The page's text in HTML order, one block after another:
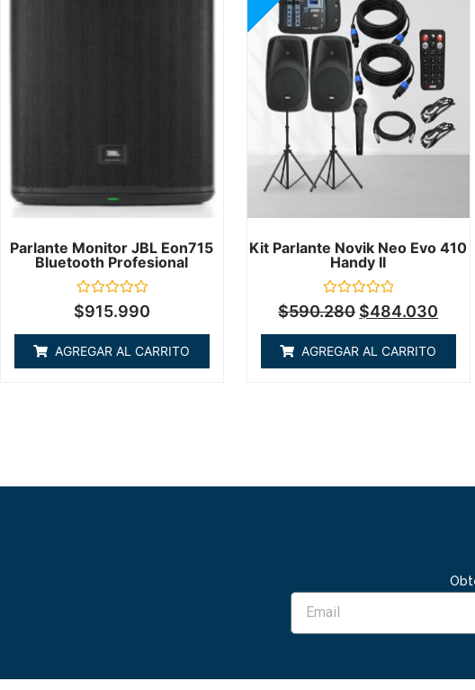
Parlante Monitor JBL Eon715
Bluetooth Profesional
Valorado
en
de
5
$915.990
AGREGAR AL CARRITO
Kit Parlante Novik Neo Evo 410
Handy II
Valorado
en
de
5
$590.280 $484.030
AGREGAR AL CARRITO